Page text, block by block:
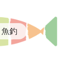
魚釣